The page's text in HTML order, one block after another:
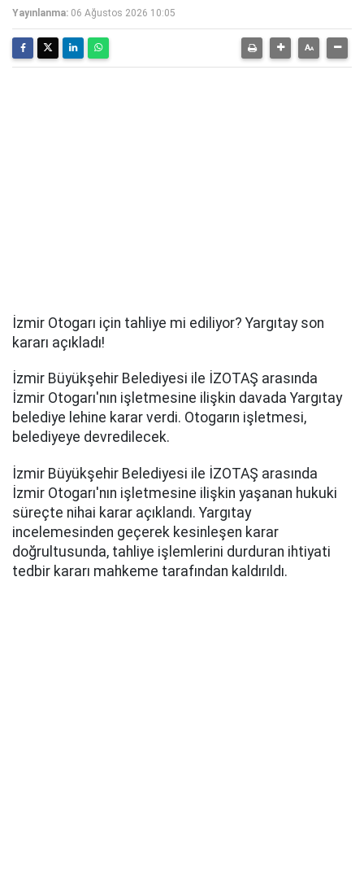
Yayınlanma: 06 Ağustos 2026 10:05
İzmir Otogarı için tahliye mi ediliyor? Yargıtay son
kararı açıkladı!
İzmir Büyükşehir Belediyesi ile İZOTAŞ arasında
İzmir Otogarı'nın işletmesine ilişkin davada Yargıtay
belediye lehine karar verdi. Otogarın işletmesi,
belediyeye devredilecek.
İzmir Büyükşehir Belediyesi ile İZOTAŞ arasında
İzmir Otogarı'nın işletmesine ilişkin yaşanan hukuki
süreçte nihai karar açıklandı. Yargıtay
incelemesinden geçerek kesinleşen karar
doğrultusunda, tahliye işlemlerini durduran ihtiyati
tedbir kararı mahkeme tarafından kaldırıldı.